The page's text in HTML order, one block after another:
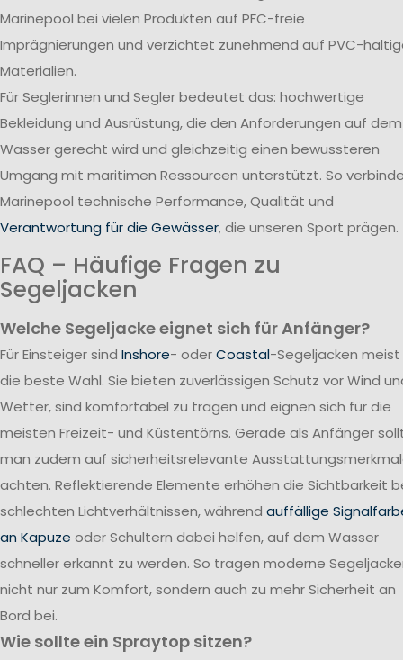
Marinepool bei vielen Produkten auf PFC-freie
Imprägnierungen und verzichtet zunehmend auf PVC-
Materialien.
Für Seglerinnen und Segler bedeutet das: hochwertige
Bekleidung und Ausrüstung, die den Anforderungen auf dem
Wasser gerecht wird und gleichzeitig einen bewussteren
Umgang mit maritimen Ressourcen unterstützt. So
Marinepool technische Performance, Qualität und
Verantwortung für die Gewässer, die unseren Sport prägen.
FAQ – Häufige Fragen zu
Segeljacken
Welche Segeljacke eignet sich für Anfänger?
Für Einsteiger sind Inshore- oderCoastal-Segeljacken meist
die beste Wahl. Sie bieten zuverlässigen Schutz vor Wind
Wetter, sind komfortabel zu tragen und eignen sich für die
meisten Freizeit- und Küstentörns. Gerade als Anfänger
man zudem auf sicherheitsrelevante
achten. Reflektierende Elemente erhöhen die Sichtbarkeit
schlechten Lichtverhältnissen, während auffällige
an Kapuze oder Schultern dabei helfen, auf dem Wasser
schneller erkannt zu werden. So tragen moderne
nicht nur zum Komfort, sondern auch zu mehr Sicherheit an
Bord bei.
Wie sollte ein Spraytop sitzen?